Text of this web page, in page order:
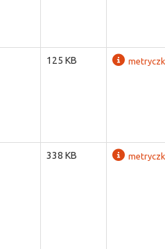
125 KB
338 KB